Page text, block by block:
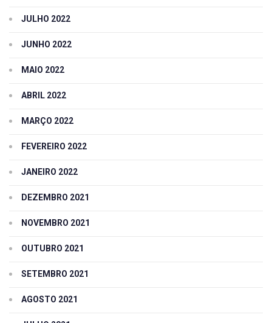
JULHO 2022
JUNHO 2022
MAIO 2022
ABRIL 2022
MARÇO 2022
FEVEREIRO 2022
JANEIRO 2022
DEZEMBRO 2021
NOVEMBRO 2021
OUTUBRO 2021
SETEMBRO 2021
AGOSTO 2021